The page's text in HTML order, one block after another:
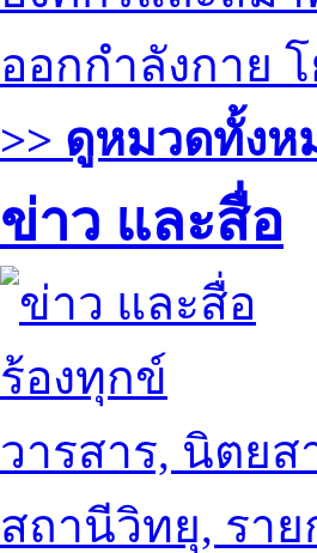
ออกกำลังกาย
>> ดูหมวดทั้งห
ข่าว และสื่อ
ร้องทุกข์
วารสาร, นิตยส
สถานีวิทยุ, ราย